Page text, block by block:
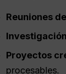
Reuniones
Proyectos
procesables.